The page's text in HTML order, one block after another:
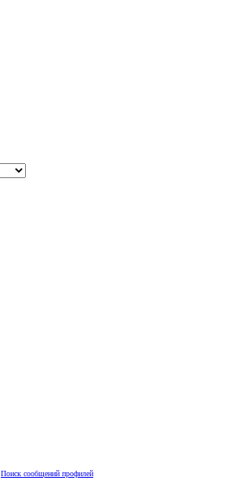
Поиск сообщений профилей